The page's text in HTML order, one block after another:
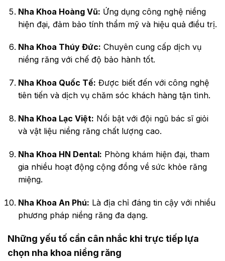
Nha Khoa Hoàng Vũ: Ứng dụng công nghệ niềng
hiện đại, đảm bảo tính thẩm mỹ và hiệu quả điều trị.
Nha Khoa Thúy Đức: Chuyên cung cấp dịch vụ
niềng răng với chế độ bảo hành tốt.
Nha Khoa Quốc Tế: Được biết đến với công nghệ
tiên tiến và dịch vụ chăm sóc khách hàng tận tình.
Nha Khoa Lạc Việt: Nổi bật với đội ngũ bác sĩ giỏi
và vật liệu niềng răng chất lượng cao.
Nha Khoa HN Dental: Phòng khám hiện đại, tham
gia nhiều hoạt động cộng đồng về sức khỏe răng
miệng.
Nha Khoa An Phú: Là địa chỉ đáng tin cậy với nhiều
phương pháp niềng răng đa dạng.
Những yếu tố cần cân nhắc khi trực tiếp lựa
chọn nha khoa niềng răng